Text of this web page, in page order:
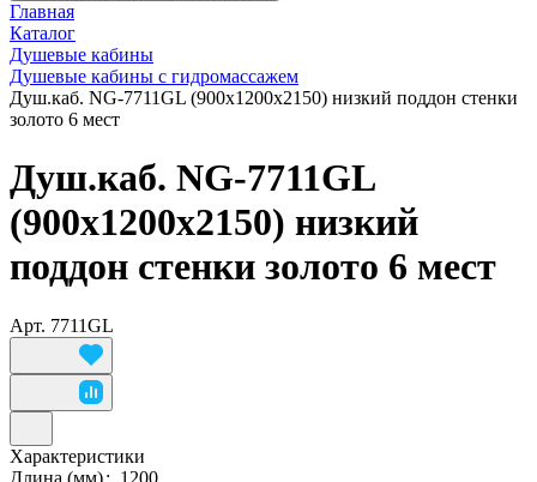
Главная
Каталог
Душевые кабины
Душевые кабины с гидромассажем
Душ.каб. NG-7711GL (900x1200х2150) низкий поддон стенки
золото 6 мест
Душ.каб. NG-7711GL
(900x1200х2150) низкий
поддон стенки золото 6 мест
Арт. 7711GL
Характеристики
Длина (мм): 1200